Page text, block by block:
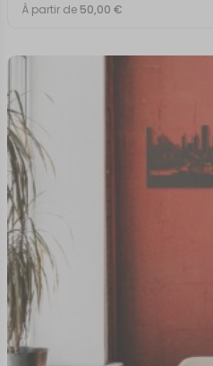
À partir de 50,00 €